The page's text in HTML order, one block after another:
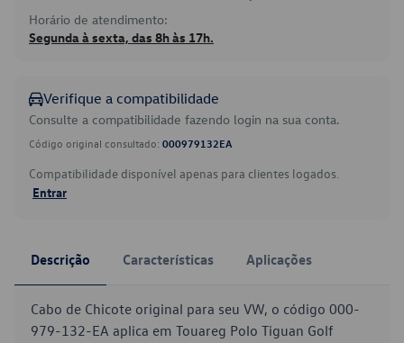
Horário de atendimento:
Segunda à sexta, das 8h às 17h.
Verifique a compatibilidade
Consulte a compatibilidade fazendo login na sua conta.
Código original consultado: 000979132EA
Compatibilidade disponível apenas para clientes logados.
Entrar
Descrição Características Aplicações
Cabo de Chicote original para seu VW, o código 000-
979-132-EA aplica em Touareg Polo Tiguan Golf